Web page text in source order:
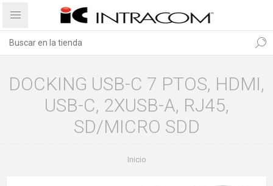
DOCKING USB-C 7 PTOS, HDMI,
USB-C, 2XUSB-A, RJ45,
SD/MICRO SDD
Inicio